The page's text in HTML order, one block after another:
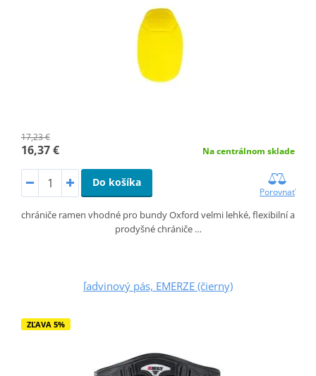
17,23 €
16,37 € Na centrálnom sklade
Do košíka
Porovnať
chrániče ramen vhodné pro bundy Oxford velmi lehké, flexibilní a
prodyšné chrániče …
ľadvinový pás, EMERZE (čierny)
ZĽAVA 5%